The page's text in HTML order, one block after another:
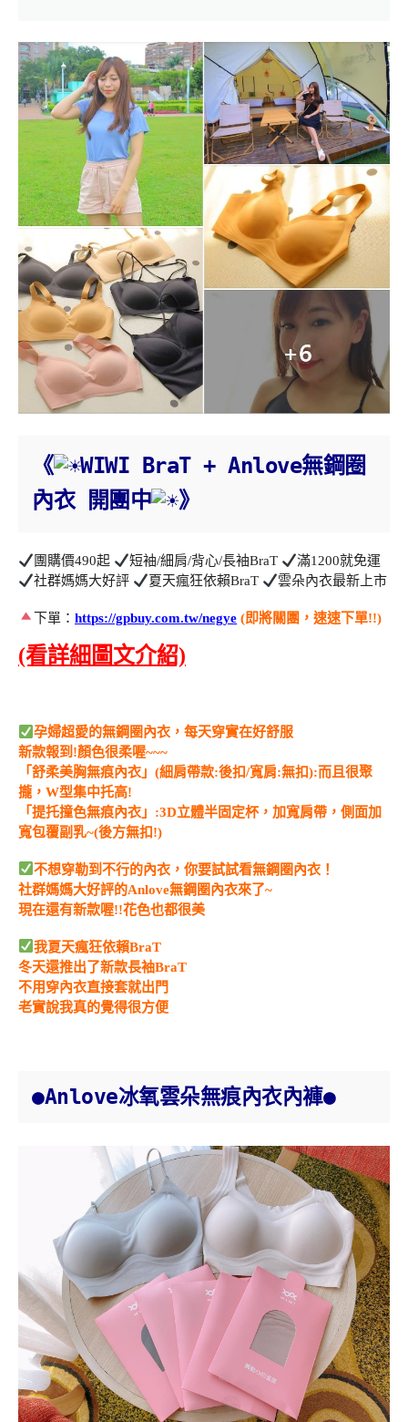
《
WIWI BraT + Anlove無鋼圈
內衣 開團中
》
團購價490起 短袖/細肩/背心/長袖BraT
滿1200就免運
社群媽媽大好評
夏天瘋狂依賴BraT 雲朵內衣最新上市
下單：https://gpbuy.com.tw/negye (即將關團，速速下單!!)
(看詳細圖文介紹)
孕婦超愛的無鋼圈內衣，每天穿實在好舒服
新款報到!顏色很柔喔~~~
「舒柔美胸無痕內衣」(細肩帶款:後扣/寬肩:無扣):而且很聚
攏，W型集中托高!
「提托撞色無痕內衣」:3D立體半固定杯，加寬肩帶，側面加
寬包覆副乳~(後方無扣!)
不想穿勒到不行的內衣，你要試試看無鋼圈內衣！
社群媽媽大好評的Anlove無鋼圈內衣來了~
現在還有新款喔!!花色也都很美
我夏天瘋狂依賴BraT
冬天還推出了新款長袖BraT
不用穿內衣直接套就出門
老實說我真的覺得很方便
●Anlove冰氧雲朵無痕內衣內褲●